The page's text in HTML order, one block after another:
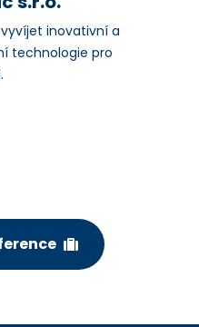
inovativní a
technologie pro